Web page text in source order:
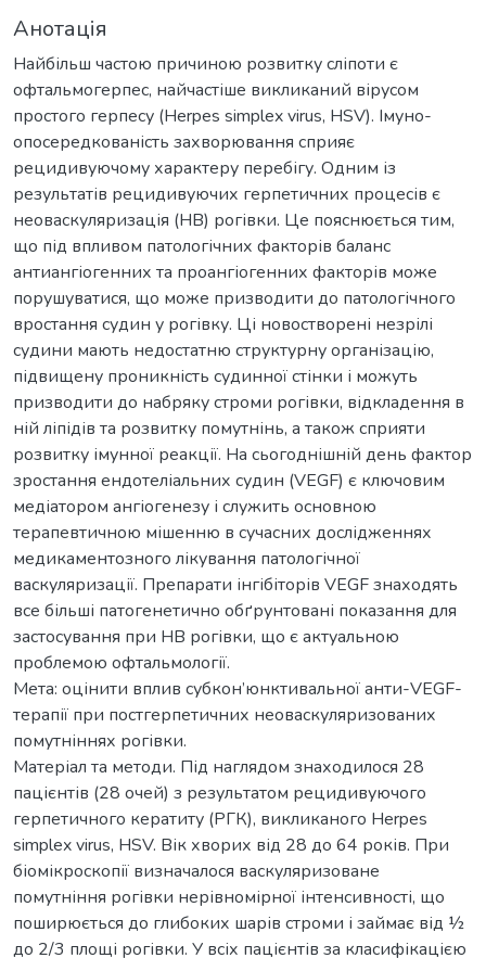
Анотація
Найбільш частою причиною розвитку сліпоти є
офтальмогерпес, найчастіше викликаний вірусом
простого герпесу (Herpes simplex virus, HSV). Імуно-
опосередкованість захворювання сприяє
рецидивуючому характеру перебігу. Одним із
результатів рецидивуючих герпетичних процесів є
неоваскуляризація (НВ) рогівки. Це пояснюється тим,
що під впливом патологічних факторів баланс
антиангіогенних та проангіогенних факторів може
порушуватися, що може призводити до патологічного
вростання судин у рогівку. Ці новостворені незрілі
судини мають недостатню структурну організацію,
підвищену проникність судинної стінки і можуть
призводити до набряку строми рогівки, відкладення в
ній ліпідів та розвитку помутнінь, а також сприяти
розвитку імунної реакції. На сьогоднішній день фактор
зростання ендотеліальних судин (VEGF) є ключовим
медіатором ангіогенезу і служить основною
терапевтичною мішенню в сучасних дослідженнях
медикаментозного лікування патологічної
васкуляризації. Препарати інгібіторів VEGF знаходять
все більші патогенетично обґрунтовані показання для
застосування при НВ рогівки, що є актуальною
проблемою офтальмології.
Мета: оцінити вплив субкон’юнктивальної анти-VEGF-
терапії при постгерпетичних неоваскуляризованих
помутніннях рогівки.
Матеріал та методи. Під наглядом знаходилося 28
пацієнтів (28 очей) з результатом рецидивуючого
герпетичного кератиту (РГК), викликаного Herpes
simplex virus, HSV. Вік хворих від 28 до 64 років. При
біомікроскопії визначалося васкуляризоване
помутніння рогівки нерівномірної інтенсивності, що
поширюється до глибоких шарів строми і займає від ½
до 2/3 площі рогівки. У всіх пацієнтів за класифікацією